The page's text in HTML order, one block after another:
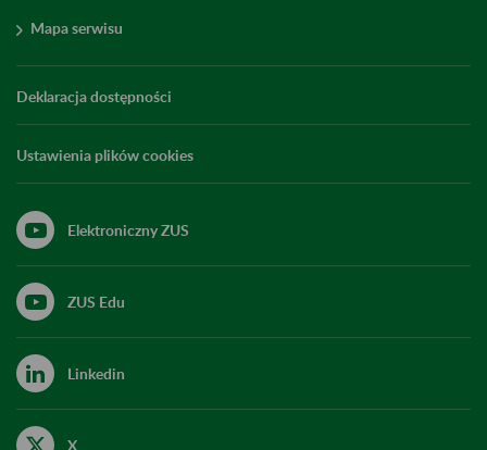
Mapa serwisu
Deklaracja dostępności
Ustawienia plików cookies
Elektroniczny ZUS
ZUS Edu
Linkedin
X